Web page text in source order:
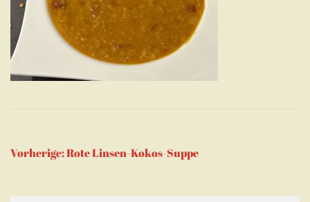
Beitragsnavigation
Vorherige:Rote Linsen-Kokos-Suppe